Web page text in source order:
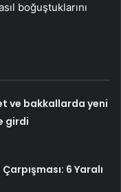
boğuştuklarını
ve bakkallarda yeni
girdi
6 Yaralı